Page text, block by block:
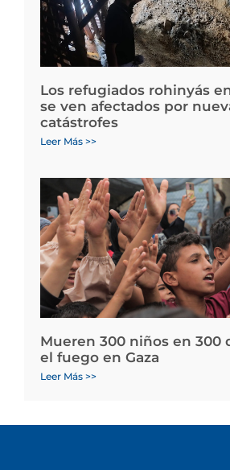
Los refugiados rohinyás
se ven afectados por
catástrofes
Leer Más >>
Mueren 300 niños en 300
el fuego en Gaza
Leer Más >>